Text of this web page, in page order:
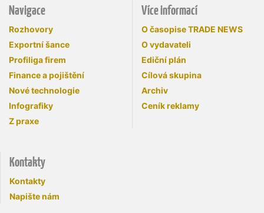
Navigace
Rozhovory
Exportní šance
Profiliga firem
Finance a pojištění
Nové technologie
Infografiky
Z praxe
Více informací
O časopise TRADE NEWS
O vydavateli
Ediční plán
Cílová skupina
Archiv
Ceník reklamy
Kontakty
Kontakty
Napište nám